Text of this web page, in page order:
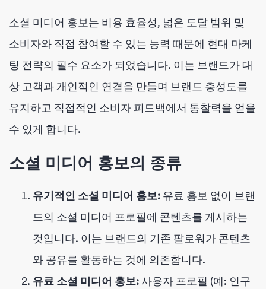
소셜 미디어 홍보는 비용 효율성, 넓은 도달 범위 및
소비자와 직접 참여할 수 있는 능력 때문에 현대 마케
팅 전략의 필수 요소가 되었습니다. 이는 브랜드가 대
상 고객과 개인적인 연결을 만들며 브랜드 충성도를
유지하고 직접적인 소비자 피드백에서 통찰력을 얻을
수 있게 합니다.
소셜 미디어 홍보의 종류
유기적인 소셜 미디어 홍보: 유료 홍보 없이 브랜
드의 소셜 미디어 프로필에 콘텐츠를 게시하는
것입니다. 이는 브랜드의 기존 팔로워가 콘텐츠
와 공유를 활동하는 것에 의존합니다.
유료 소셜 미디어 홍보: 사용자 프로필 (예: 인구